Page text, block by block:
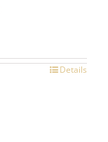
Details